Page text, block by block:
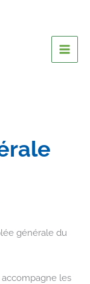
générale du
accompagne les